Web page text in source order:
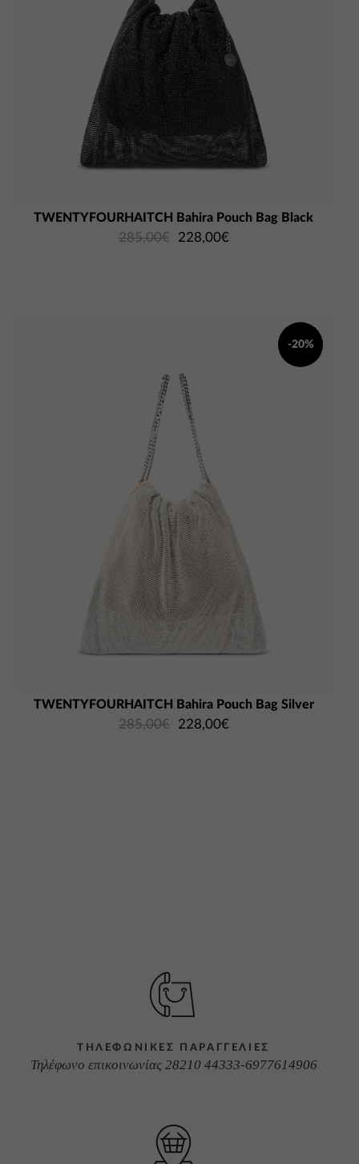
TWENTYFOURHAITCH Bahira Pouch Bag Black
285,00€ 228,00€
-20%
TWENTYFOURHAITCH Bahira Pouch Bag Silver
285,00€ 228,00€
ΤΗΛΕΦΩΝΙΚΕΣ ΠΑΡΑΓΓΕΛΙΕΣ
Τηλέφωνο επικοινωνίας 28210 44333-6977614906